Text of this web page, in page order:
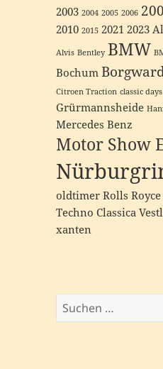
2003 2004 2005 2006
2010 2015 2021 2023
Alvis Bentley BMW
Bochum
Citroen Traction classic days
Grürmannsheide
Mercedes Benz
Motor Show
oldtimerRolls Royce
Techno Classica
xanten
Suchen
nach: